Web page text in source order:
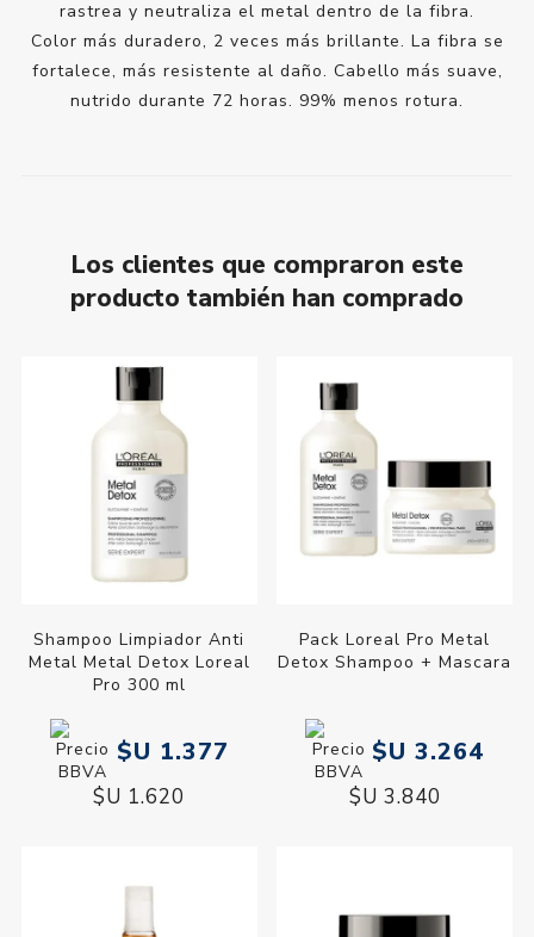
rastrea y neutraliza el metal dentro de la fibra.
Color más duradero, 2 veces más brillante. La fibra se
fortalece, más resistente al daño. Cabello más suave,
nutrido durante 72 horas. 99% menos rotura.
Los clientes que compraron este
producto también han comprado
Shampoo Limpiador Anti
Metal Metal Detox Loreal
Pro 300 ml
$U 1.377
$U 1.620
Pack Loreal Pro Metal
Detox Shampoo + Mascara
$U 3.264
$U 3.840